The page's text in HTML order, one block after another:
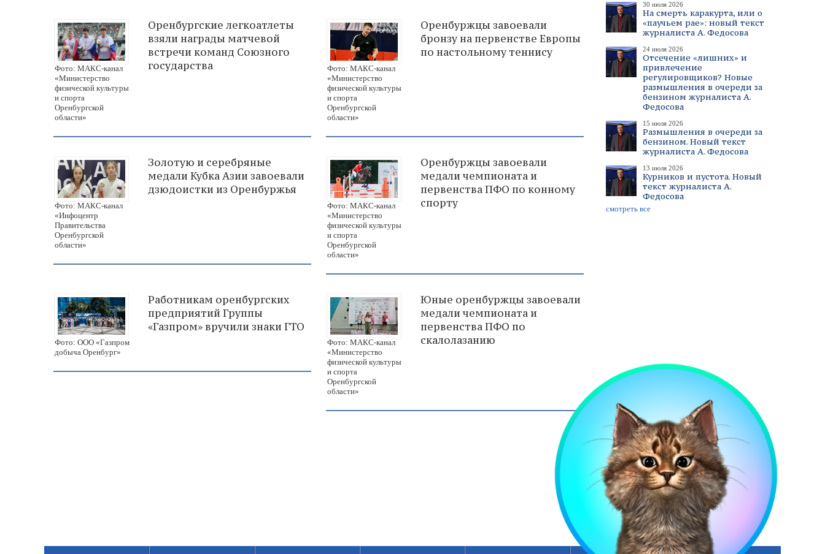
30 июля 2026
На смерть каракурта, или о
«паучьем рае»: новый текст
журналиста А. Федосова
24 июля 2026
Отсечение «лишних» и
привлечение
регулировщиков? Новые
размышления в очереди за
бензином журналиста А.
Федосова
15 июля 2026
Размышления в очереди за
бензином. Новый текст
журналиста А. Федосова
13 июля 2026
Курников и пустота. Новый
текст журналиста А.
Федосова
смотреть все
Фото: МАКС-канал
«Министерство
физической культуры
и спорта
Оренбургской
области»
Оренбургские легкоатлеты
взяли награды матчевой
встречи команд Союзного
государства
Фото: МАКС-канал
«Министерство
физической культуры
и спорта
Оренбургской
области»
Оренбуржцы завоевали
бронзу на первенстве Европы
по настольному теннису
Фото: МАКС-канал
«Инфоцентр
Правительства
Оренбургской
области»
Золотую и серебряные
медали Кубка Азии завоевали
дзюдоистки из Оренбуржья
Фото: МАКС-канал
«Министерство
физической культуры
и спорта
Оренбургской
области»
Оренбуржцы завоевали
медали чемпионата и
первенства ПФО по конному
спорту
Фото: ООО «Газпром
добыча Оренбург»
Работникам оренбургских
предприятий Группы
«Газпром» вручили знаки ГТО
Фото: МАКС-канал
«Министерство
физической культуры
и спорта
Оренбургской
области»
Юные оренбуржцы завоевали
медали чемпионата и
первенства ПФО по
скалолазанию